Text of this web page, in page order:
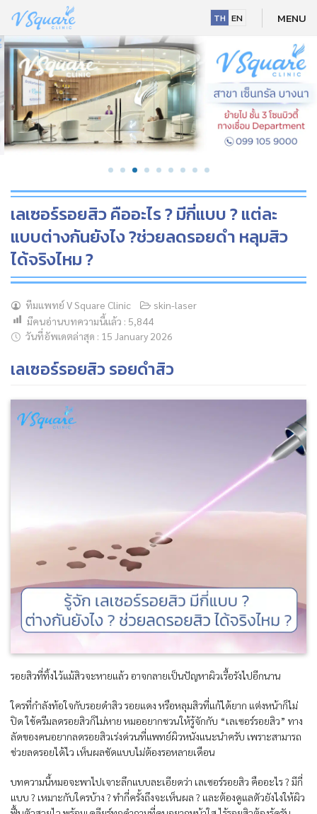
content
NEW
HOT
ค้นหาข้อมูล
Search
for:
TH EN MENU
เลเซอร์รอยสิว คืออะไร ? มีกี่แบบ ? แต่ละ
แบบต่างกันยังไง ?ช่วยลดรอยดำ หลุมสิว
ได้จริงไหม ?
ทีมแพทย์ V Square Clinic
skin-laser
มีคนอ่านบทความนี้แล้ว : 5,844
วันที่อัพเดตล่าสุด : 15 January 2026
เลเซอร์รอยสิว รอยดำสิว
รอยสิวที่ทิ้งไว้แม้สิวจะหายแล้ว อาจกลายเป็นปัญหาผิวเรื้อรังไปอีกนาน
ใครที่กำลังท้อใจกับรอยดำสิว รอยแดง หรือหลุมสิวที่แก้ได้ยาก แต่งหน้าก็ไม่
ปิด ใช้ครีมลดรอยสิวก็ไม่หาย หมออยากชวนให้รู้จักกับ “เลเซอร์รอยสิว” ทาง
ลัดของคนอยากลดรอยสิวเร่งด่วนที่แพทย์ผิวหนังแนะนำครับ เพราะสามารถ
ช่วยลดรอยได้ไว เห็นผลชัดแบบไม่ต้องรอหลายเดือน
บทความนี้หมอจะพาไปเจาะลึกแบบละเอียดว่า เลเซอร์รอยสิว คืออะไร ? มีกี่
แบบ ? เหมาะกับใครบ้าง ? ทำกี่ครั้งถึงจะเห็นผล ? และต้องดูแลตัวยังไงให้ผิว